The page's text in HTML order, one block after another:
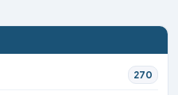
270